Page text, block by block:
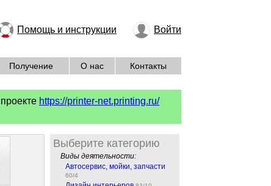
Помощь и инструкции Войти
Получение О нас Контакты
https://printer-net.printing.ru/
Выберите категорию
Виды деятельности:
Автосервис, мойки, запчасти
60/4